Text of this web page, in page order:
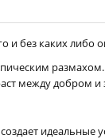
и без каких либо
между добром
идеальные